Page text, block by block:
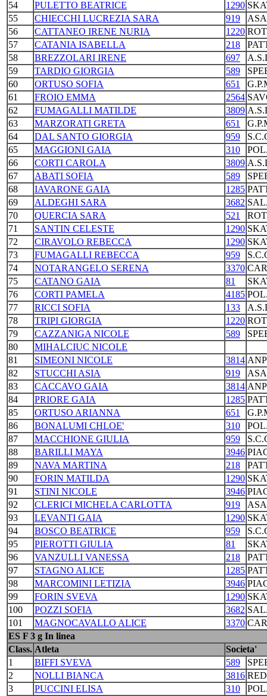
54 PULETTO BEATRICE 1290
55
CHIECCHI LUCREZIA SARA 919
ASA
56
CATTANEO IRENE NURIA 1220
57
CATANIA ISABELLA 218
58
BREZZOLARI IRENE 697
59
TARDIO GIORGIA 589
60
ORTUSO SOFIA 651
61
FROIO EMMA 2564
62
FUMAGALLI MATILDE 3809
63
MARZORATI GRETA 651
64
DAL SANTO GIORGIA 959
65
MAGGIONI GAIA 310
66
CORTI CAROLA 3809
67
ABATI SOFIA 589
68
IAVARONE GAIA 1285
69
ALDEGHI SARA 3682
70
QUERCIA SARA 521
71
SANTIN CELESTE 1290
72
CIRAVOLO REBECCA 1290
73
FUMAGALLI REBECCA 959
74
NOTARANGELO SERENA 3370
75
CATANO GAIA 81
76
CORTI PAMELA 4185
77
RICCI SOFIA 133
78
TRIPI GIORGIA 1220
79
CAZZANIGA NICOLE 589
80
MIHALCIUC NICOLE
81
SIMEONI NICOLE 3814
82
STUCCHI ASIA 919
ASA
83
CACCAVO GAIA 3814
84
PRIORE GAIA 1285
85
ORTUSO ARIANNA 651
86
BONALUMI CHLOE' 310
87
MACCHIONE GIULIA 959
88
BARILLI MAYA 3946
89
NAVA MARTINA 218
90
FORIN MATILDA 1290
91
STINI NICOLE 3946
92
CLERICI MICHELA CARLOTTA 919
ASA
93
LEVANTI GAIA 1290
94
BOSCO BEATRICE 959
95
PIEROTTI GIULIA 81
96
VANZULLI VANESSA 218
97
STAGNO ALICE 1285
98
MARCOMINI LETIZIA 3946
99
FORIN SVEVA 1290
100
POZZI SOFIA 3682
101
MAGNOCAVALLO ALICE 3370
ES F 3 g In linea
Class. Atleta
Societa'
1
BIFFI SVEVA 589
2
NOLLI BIANCA 3816
3
PUCCINI ELISA 310